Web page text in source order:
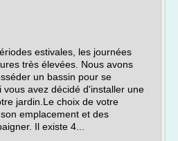
estivales, les journées
très élevées. Nous avons
un bassin pour se
avez décidé d'installer une
jardin.Le choix de votre
emplacement et des
Il existe 4...